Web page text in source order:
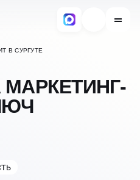
В СУРГУТЕ
МАРКЕТИНГ-